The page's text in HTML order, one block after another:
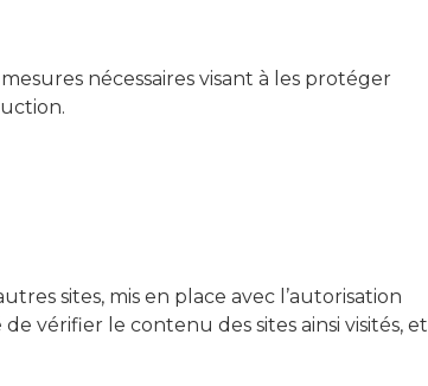
nécessaires visant à les protéger
sites, mis en place avec l’autorisation
de vérifier le contenu des sites ainsi visités, et